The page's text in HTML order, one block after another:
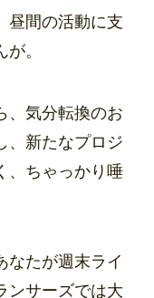
昼間の活動に支
。
、気分転換のお
、新たなプロジ
、ちゃっかり唾
なたが週末ライ
ンサーズでは大